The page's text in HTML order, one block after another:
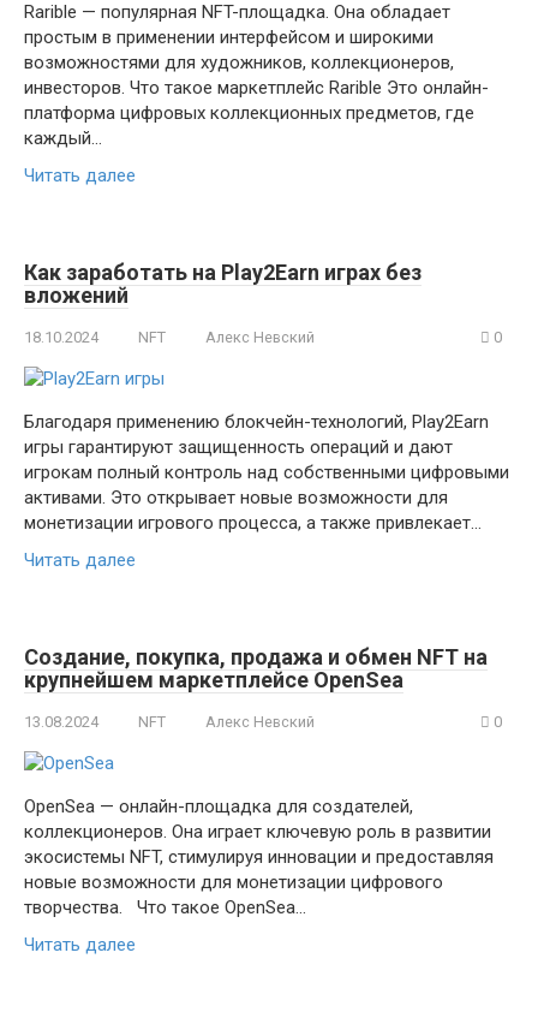
Rarible — популярная NFT-площадка. Она обладает
простым в применении интерфейсом и широкими
возможностями для художников, коллекционеров,
инвесторов. Что такое маркетплейс Rarible Это онлайн-
платформа цифровых коллекционных предметов, где
каждый…
Читать далее
Как заработать на Play2Earn играх без
вложений
18.10.2024 NFT Алекс Невский 0
Благодаря применению блокчейн-технологий, Play2Earn
игры гарантируют защищенность операций и дают
игрокам полный контроль над собственными цифровыми
активами. Это открывает новые возможности для
монетизации игрового процесса, а также привлекает…
Читать далее
Создание, покупка, продажа и обмен NFT на
крупнейшем маркетплейсе OpenSea
13.08.2024 NFT Алекс Невский 0
OpenSea — онлайн-площадка для создателей,
коллекционеров. Она играет ключевую роль в развитии
экосистемы NFT, стимулируя инновации и предоставляя
новые возможности для монетизации цифрового
творчества. Что такое OpenSea…
Читать далее